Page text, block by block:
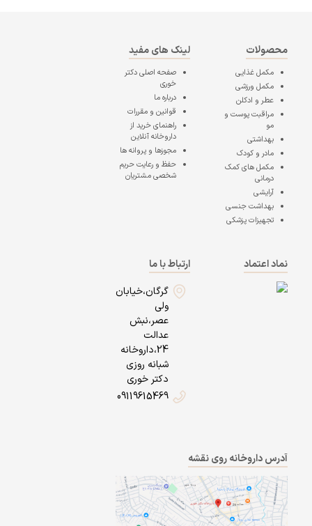
محصولات
مکمل غذایی
مکمل ورزشی
عطر و ادکلن
مراقبت پوست و
مو
بهداشتی
مادر و کودک
مکمل های کمک
درمانی
آرایشی
بهداشت جنسی
تجهیزات پزشکی
لینک های مفید
صفحه اصلیدکتر
خوری
درباره ما
قوانین و مقررات
راهنمای خرید از
داروخانه آنلاین
مجوزها و پروانه ها
حفظ و رعایت حریم
شخصی مشتریان
نماد اعتماد
ارتباط با ما
گرگان،خیابان
ولی
عصر،نبش
عدالت
24،داروخانه
شبانه روزی
دکتر خوری
09119615469
آدرس داروخانه روی نقشه